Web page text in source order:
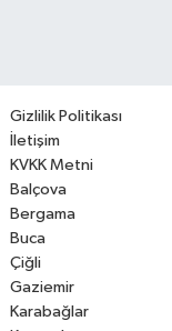
Gizlilik Politikası
İletişim
KVKK Metni
Balçova
Bergama
Buca
Çiğli
Gaziemir
Karabağlar